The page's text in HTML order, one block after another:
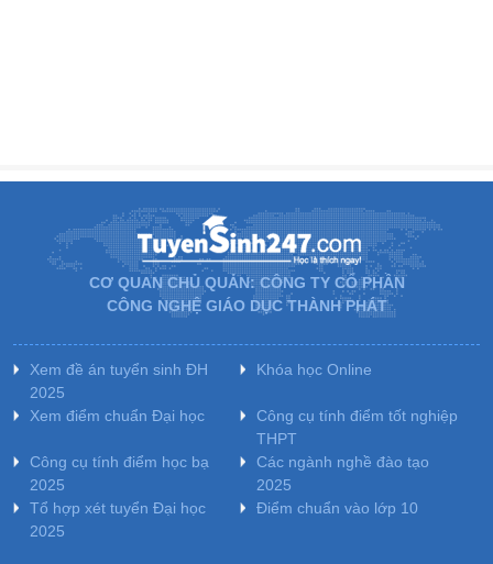
CƠ QUAN CHỦ QUẢN: CÔNG TY CỔ PHẦN
CÔNG NGHỆ GIÁO DỤC THÀNH PHÁT
Xem đề án tuyển sinh ĐH
2025
Khóa học Online
Xem điểm chuẩn Đại học
Công cụ tính điểm tốt nghiệp
THPT
Công cụ tính điểm học bạ
2025
Các ngành nghề đào tạo
2025
Tổ hợp xét tuyển Đại học
2025
Điểm chuẩn vào lớp 10